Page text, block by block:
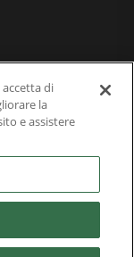
di
la
e assistere